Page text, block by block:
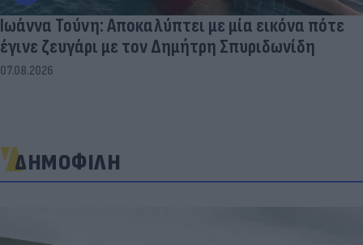
Ιωάννα Τούνη: Αποκαλύπτει με μία εικόνα πότε
έγινε ζευγάρι με τον Δημήτρη Σπυριδωνίδη
07.08.2026
ΔΗΜΟΦΙΛΗ